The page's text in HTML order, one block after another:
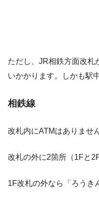
ただし、JR相鉄方面改札
いかかります。しかも駅
相鉄線
改札内にATMはありません
改札の外に2箇所（1Fと
1F改札の外なら「ろうき